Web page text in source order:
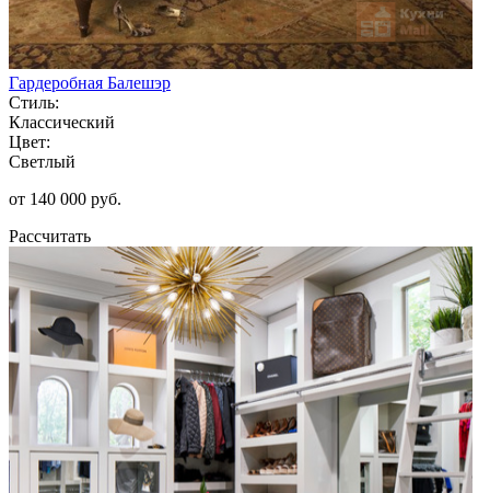
Гардеробная Балешэр
Стиль:
Классический
Цвет:
Светлый
от 140 000 руб.
Рассчитать